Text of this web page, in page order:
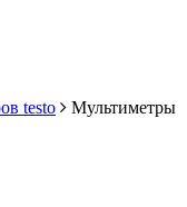
testo Мультиметры